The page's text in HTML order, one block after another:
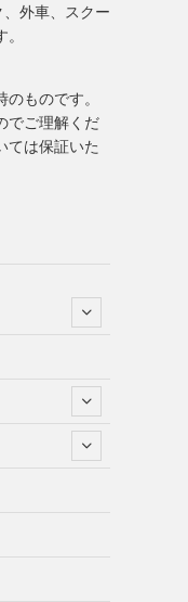
外車、スクー
ものです。
でご理解くだ
ては保証いた